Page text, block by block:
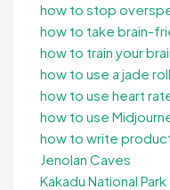
how to stop
how to take brain-
how to train your
how to use a jade
how to use heart
how to use
how to write
Jenolan Caves
Kakadu National Park